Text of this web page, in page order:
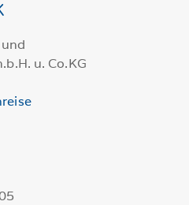
u. Co.KG